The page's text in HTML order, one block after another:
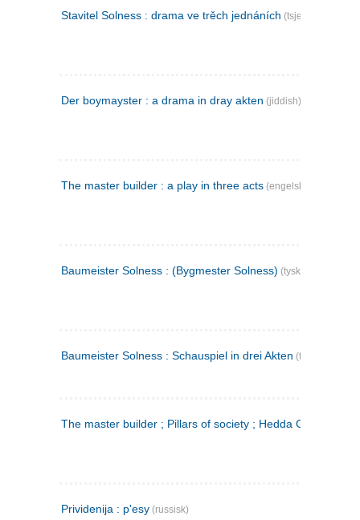
Stavitel Solness : drama ve trěch jednáních (tsjekkisk)
Der boymayster : a drama in dray akten (jiddish)
The master builder : a play in three acts (engelsk)
Baumeister Solness : (Bygmester Solness) (tysk)
Baumeister Solness : Schauspiel in drei Akten (tysk)
The master builder ; Pillars of society ; Hedda Gabler
Prividenija : p'esy (russisk)